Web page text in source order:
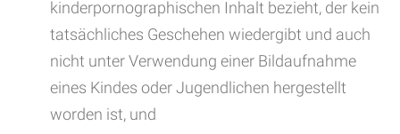
kinderpornographischen Inhalt bezieht, der kein
tatsächliches Geschehen wiedergibt und auch
nicht unter Verwendung einer Bildaufnahme
eines Kindes oder Jugendlichen hergestellt
worden ist, und